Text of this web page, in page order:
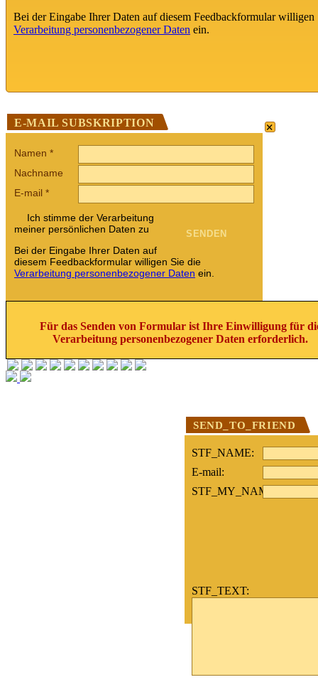
Bei der Eingabe Ihrer Daten auf diesem Feedbackformular willigen
Verarbeitung personenbezogener Daten ein.
E-MAIL SUBSKRIPTION ×
Namen *
Nachname
E-mail *
Ich stimme der Verarbeitung
meiner persönlichen Daten zu
Bei der Eingabe Ihrer Daten auf
diesem Feedbackformular willigen Sie die
Verarbeitung personenbezogener Daten ein.
Für das Senden von Formular ist Ihre Einwilligung für
Verarbeitung personenbezogener Daten erforderlich.
SEND_TO_FRIEND
STF_NAME:
E-mail:
STF_MY_NAME:
STF_TEXT: